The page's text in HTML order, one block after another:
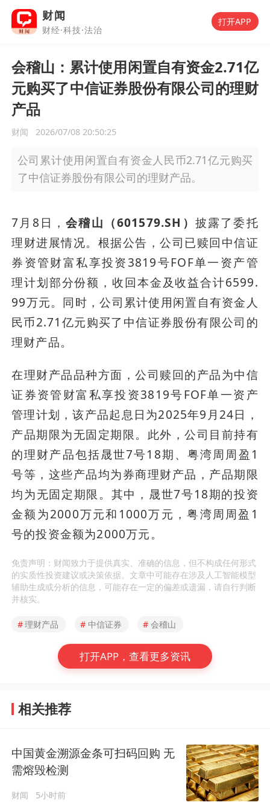
财闻
财经·科技·法治
打开APP
会稽山：累计使用闲置自有资金2.71亿
元购买了中信证券股份有限公司的理财
产品
财闻 2026/07/08 20:50:25
公司累计使用闲置自有资金人民币2.71亿元购买
了中信证券股份有限公司的理财产品。
7月8日，会稽山（601579.SH） 披露了委托
理财进展情况。根据公告，公司已赎回中信证
券资管财富私享投资3819号FOF单一资产管
理计划部分份额，收回本金及收益合计6599.
99万元。同时，公司累计使用闲置自有资金人
民币2.71亿元购买了中信证券股份有限公司的
理财产品。
在理财产品品种方面，公司赎回的产品为中信
证券资管财富私享投资3819号FOF单一资产
管理计划，该产品起息日为2025年9月24日，
产品期限为无固定期限。此外，公司目前持有
的理财产品包括晟世7号18期、粤湾周周盈1
号等，这些产品均为券商理财产品，产品期限
均为无固定期限。其中，晟世7号18期的投资
金额为2000万元和1000万元，粤湾周周盈1
号的投资金额为2000万元。
免责声明：财闻致力于提供真实、准确的信息，但不构成任何形式
的实质性投资建议或决策依据。文章中可能存在涉及人工智能模型
辅助生成或分析的信息，可能存在一定的偏差或遗漏，请自行判断
并核实。
#理财产品 # 中信证券 # 会稽山
打开APP，查看更多资讯
相关推荐
中国黄金溯源金条可扫码回购 无
需熔毁检测
财闻 5小时前